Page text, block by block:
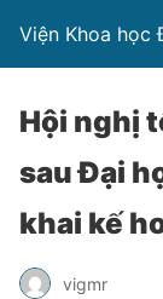
Viện Khoa học
Hội nghị
sau Đại
khai kế
vigmr